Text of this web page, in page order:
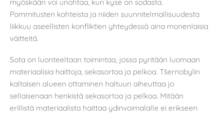
myöskään voi unohtaa, kun kyse on sodasta.
Pommitusten kohteista ja niiden suunnitelmallisuudesta
liikkuu aseellisten konfliktien yhteydessä aina monenlaisia
väitteitä.
Sota on luonteeltaan toimintaa, jossa pyritään luomaan
materiaalisia haittoja, sekasortoa ja pelkoa. Tšernobylin
kaltaisen alueen ottaminen haltuun aiheuttaa jo
sellaisenaan henkistä sekasortoa ja pelkoa. Mitään
erillistä materiaalista haittaa ydinvoimalalle ei erikseen